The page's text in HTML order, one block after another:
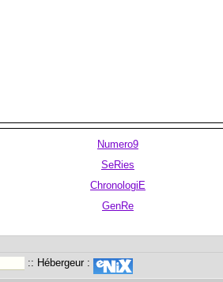
Numero9
SeRies
ChronologiE
GenRe
:: Hébergeur :